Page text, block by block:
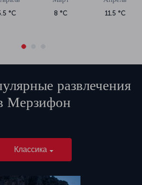
°C 8 °C 11.5 °C
развлечения
Мерзифон
Классика